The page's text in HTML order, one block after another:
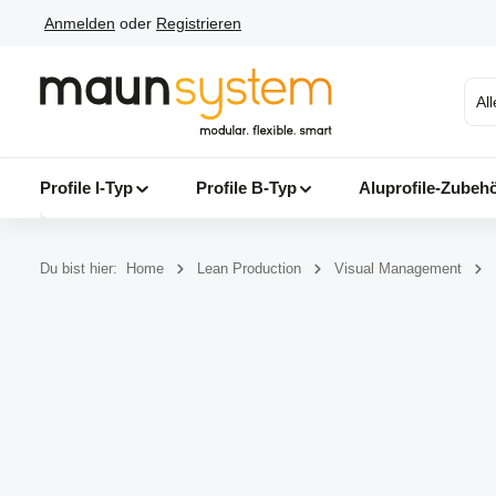
Hauptinhalt springen
Zur Suche springen
Zur Hauptnavigation springen
Anmelden oder Registrieren
Profile I-Typ Profile B-Typ Aluprofile-
Du bist hier: Home Lean Production Visual Management